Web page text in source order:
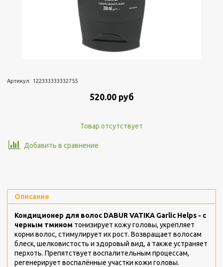
Артикул: 122333333332755
520.00 руб
Товар отсутствует
Добавить в сравнение
Описание
Кондиционер для волос DABUR VATIKA Garlic Helps - с
черным тмином тонизирует кожу головы, укрепляет
корни волос, стимулирует их рост. Возвращает волосам
блеск, шелковистость и здоровый вид, а также устраняет
перхоть. Препятствует воспалительным процессам,
регенерирует воспалённые участки кожи головы.